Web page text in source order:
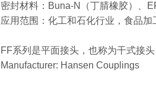
密封材料：Buna-N（丁腈橡胶）、
应用范围：化工和石化行业，食品加
FF系列是平面接头，也称为干式接
Manufacturer: Hansen Couplings